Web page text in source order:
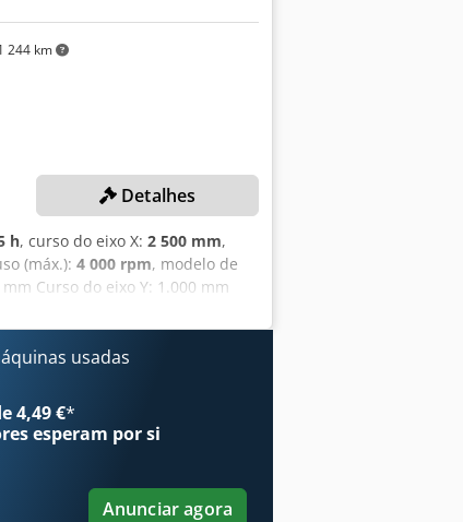
244 km
Detalhes
h, curso do eixo X: 2 500 mm,
(máx.): 4 000 rpm, modelo de
mm Curso do eixo Y: 1.000 mm
da mesa: 6.000 kg Porta-
do eixo: 60–4.000 rpm
Avanço de trabalho: 20 m/min
Controlo CNC: Fanuc 18i-
16 t Horas de
2 eixos para os eixos A e B Caixa
através do eixo com 23
antes do leilão. No caso de
necessários.
usadas
4,49 €*
esperam por si
Anunciar agora